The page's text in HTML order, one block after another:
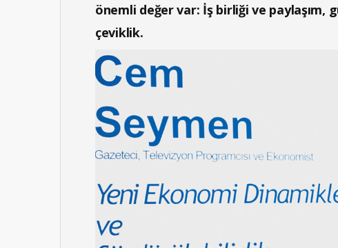
önemli değer var: İş birliği ve paylaşım,
çeviklik.